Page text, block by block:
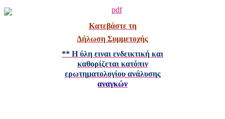
Κατεβάστε τη
Δήλωση Συμμετοχής
** Η ύλη ειναι ενδεικτική και
καθορίζεται κατόπιν
ερωτηματολογίου ανάλυσης
αναγκών